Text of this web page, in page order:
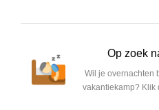
Op zoek
Wil je overnachten
vakantiekamp? Klik